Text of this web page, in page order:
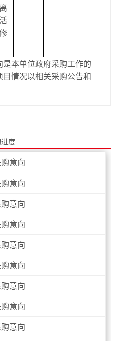
本单位政府采购工作的
情况以相关采购公告和
度
意向
意向
意向
意向
意向
意向
意向
意向
意向